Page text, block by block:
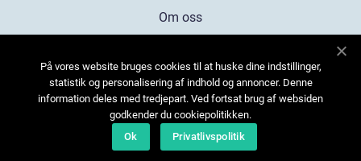
Om oss
Kontakta oss
Sitemap
På vores website bruges cookies til at huske dine indstillinger,
statistik og personalisering af indhold og annoncer. Denne
information deles med tredjepart. Ved fortsat brug af websiden
godkender du cookiepolitikken.
Ok
Privatlivspolitik